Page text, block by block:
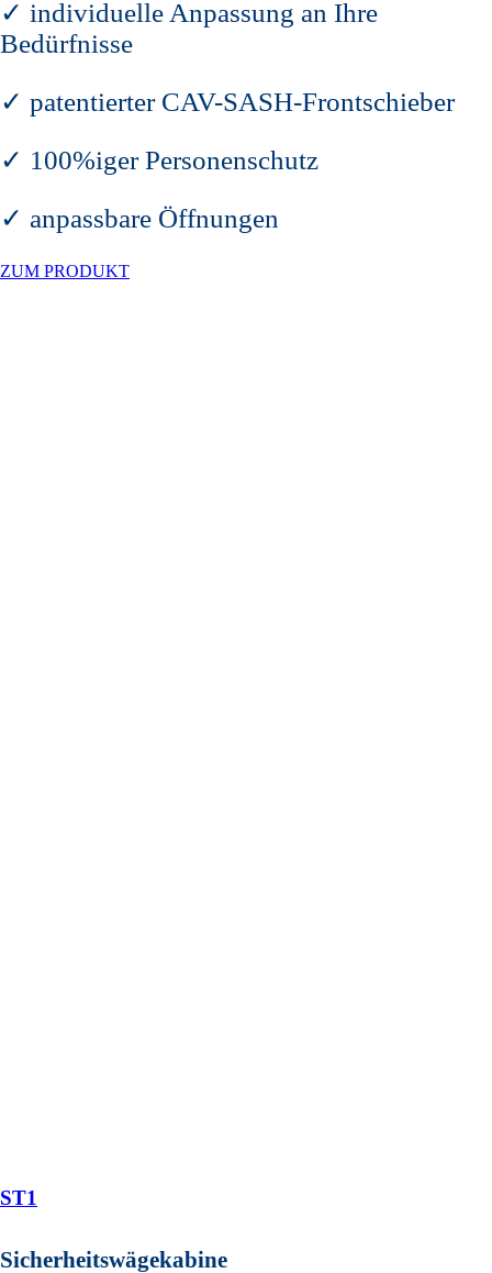
✓ individuelle Anpassung an Ihre
Bedürfnisse
✓ patentierter CAV-SASH-Frontschieber
✓ 100%iger Personenschutz
✓ anpassbare Öffnungen
ZUM PRODUKT
ST1
Sicherheitswägekabine